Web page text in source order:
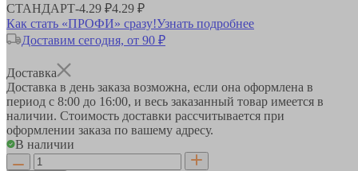
СТАНДАРТ-4.29 ₽4.29 ₽
Как стать «ПРОФИ» сразу!Узнать подробнее
Доставим сегодня, от 90 ₽
Доставка
Доставка в день заказа возможна, если она оформлена в
период с 8:00 до 16:00, и весь заказанный товар имеется в
наличии. Стоимость доставки рассчитывается при
оформлении заказа по вашему адресу.
В наличии